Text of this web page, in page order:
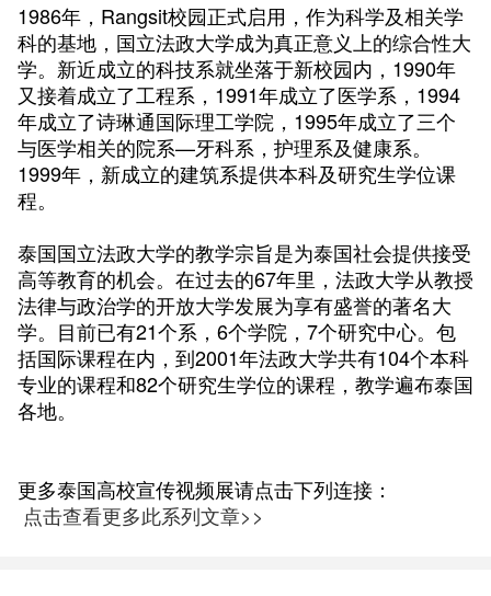
1986年，Rangsit校园正式启用，作为科学及相关学
科的基地，国立法政大学成为真正意义上的综合性大
学。新近成立的科技系就坐落于新校园内，1990年
又接着成立了工程系，1991年成立了医学系，1994
年成立了诗琳通国际理工学院，1995年成立了三个
与医学相关的院系—牙科系，护理系及健康系。
1999年，新成立的建筑系提供本科及研究生学位课
程。
泰国国立法政大学的教学宗旨是为泰国社会提供接受
高等教育的机会。在过去的67年里，法政大学从教授
法律与政治学的开放大学发展为享有盛誉的著名大
学。目前已有21个系，6个学院，7个研究中心。包
括国际课程在内，到2001年法政大学共有104个本科
专业的课程和82个研究生学位的课程，教学遍布泰国
各地。
更多泰国高校宣传视频展请点击下列连接：
点击查看更多此系列文章>>